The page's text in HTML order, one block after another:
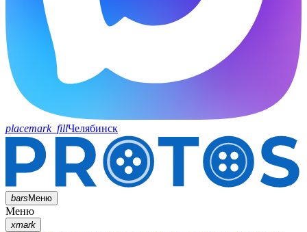
placemark_fillЧелябинск
barsМеню
Меню
xmark